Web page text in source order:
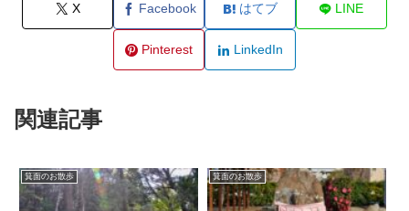
X Facebook はてブ LINE
Pinterest LinkedIn
関連記事
箕面のお散歩 箕面のお散歩